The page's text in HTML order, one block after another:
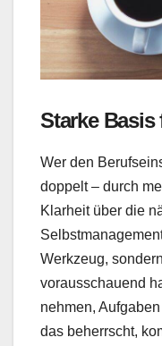
Starke Basis
Wer den
doppelt – durch
Klarheit über die
Werkzeug,
vorausschauend
nehmen,
das beherrscht,